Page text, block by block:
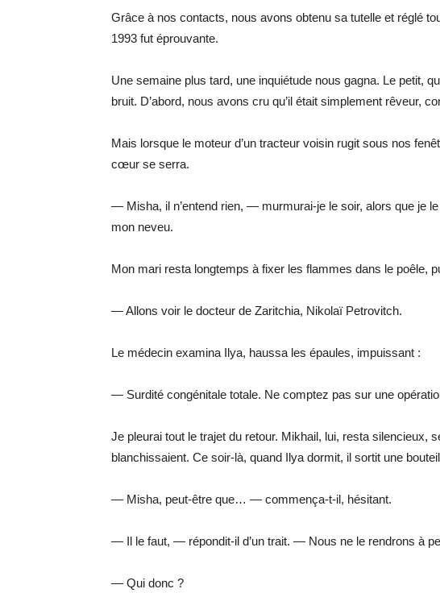
Grâce à nos contacts, nous avons obtenu sa tutelle et réglé
1993 fut éprouvante.
Une semaine plus tard, une inquiétude nous gagna. Le petit,
bruit. D’abord, nous avons cru qu’il était simplement rêveur,
Mais lorsque le moteur d’un tracteur voisin rugit sous nos
cœur se serra.
— Misha, il n’entend rien, — murmurai-je le soir, alors que je
mon neveu.
Mon mari resta longtemps à fixer les flammes dans le poêle,
— Allons voir le docteur de Zaritchia, Nikolaï Petrovitch.
Le médecin examina Ilya, haussa les épaules, impuissant :
— Surdité congénitale totale. Ne comptez pas sur une
Je pleurai tout le trajet du retour. Mikhail, lui, resta silencieux,
blanchissaient. Ce soir-là, quand Ilya dormit, il sortit une
— Misha, peut-être que… — commença-t-il, hésitant.
— Il le faut, — répondit-il d’un trait. — Nous ne le rendrons à
— Qui donc ?